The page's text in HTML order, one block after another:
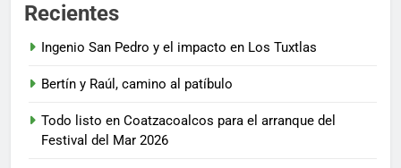
Recientes
Ingenio San Pedro y el impacto en Los Tuxtlas
Bertín y Raúl, camino al patíbulo
Todo listo en Coatzacoalcos para el arranque del
Festival del Mar 2026